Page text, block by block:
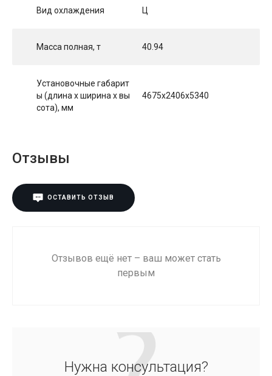
Вид охлаждения Ц
Масса полная, т 40.94
Установочные габарит
ы (длина х ширина х вы
сота), мм
4675x2406x5340
Отзывы
ОСТАВИТЬ ОТЗЫВ
Отзывов ещё нет – ваш может стать
первым
Нужна консультация?